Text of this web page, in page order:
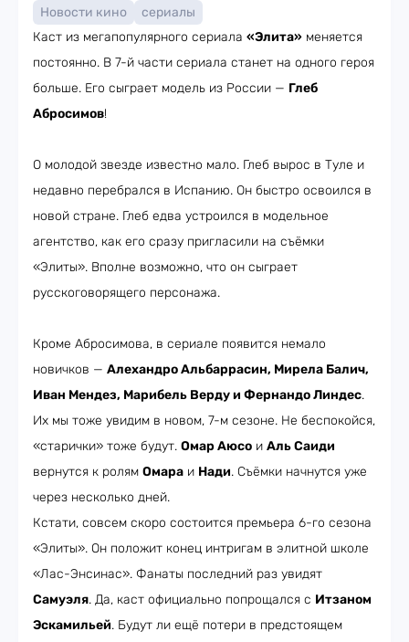
Новости кино
сериалы
Каст из мегапопулярного сериала «Элита» меняется
постоянно. В 7-й части сериала станет на одного героя
больше. Его сыграет модель из России — Глеб
Абросимов!
О молодой звезде известно мало. Глеб вырос в Туле и
недавно перебрался в Испанию. Он быстро освоился в
новой стране. Глеб едва устроился в модельное
агентство, как его сразу пригласили на съёмки
«Элиты». Вполне возможно, что он сыграет
русскоговорящего персонажа.
Кроме Абросимова, в сериале появится немало
новичков — Алехандро Альбаррасин, Мирела Балич,
Иван Мендез, Марибель Верду и Фернандо Линдес.
Их мы тоже увидим в новом, 7-м сезоне. Не беспокойся,
«старички» тоже будут. Омар Аюсо и Аль Саиди
вернутся к ролям Омара и Нади. Съёмки начнутся уже
через несколько дней.
Кстати, совсем скоро состоится премьера 6-го сезона
«Элиты». Он положит конец интригам в элитной школе
«Лас-Энсинас». Фанаты последний раз увидят
Самуэля. Да, каст официально попрощался с Итзаном
Эскамильей. Будут ли ещё потери в предстоящем